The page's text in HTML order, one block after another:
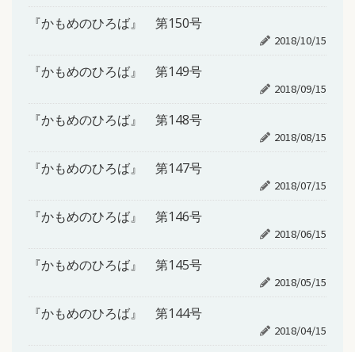
『かもめのひろば』 第150号
2018/10/15
『かもめのひろば』 第149号
2018/09/15
『かもめのひろば』 第148号
2018/08/15
『かもめのひろば』 第147号
2018/07/15
『かもめのひろば』 第146号
2018/06/15
『かもめのひろば』 第145号
2018/05/15
『かもめのひろば』 第144号
2018/04/15